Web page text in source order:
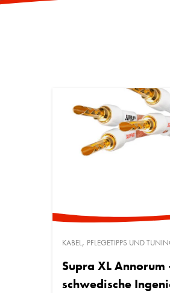
KABEL, PFLEGETIPPS UND
Supra XL Annorum
schwedische